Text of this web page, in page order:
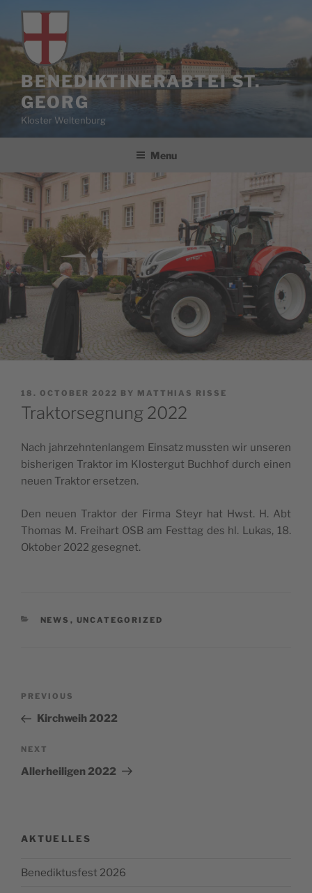
content
BENEDIKTINERABTEI ST.
GEORG
Kloster Weltenburg
Menu
POSTED
ON
18. OCTOBER 2022 BY MATTHIAS RISSE
Traktorsegnung 2022
Nach jahrzehn­ten­langem Ein­satz mussten wir unseren
bish­eri­gen Trak­tor im Klostergut Buch­hof durch einen
neuen Trak­tor ersetzen.
Den neuen Trak­tor der Fir­ma Steyr hat Hwst. H. Abt
Thomas M. Frei­hart OSB am Fest­tag des hl. Lukas, 18.
Okto­ber 2022 gesegnet.
CATEGORIES
NEWS , UNCATEGORIZED
Previous
Post
PREVIOUS
Kirchweih 2022
Next
Post
NEXT
Allerheiligen 2022
AKTUELLES
Benediktusfest 2026